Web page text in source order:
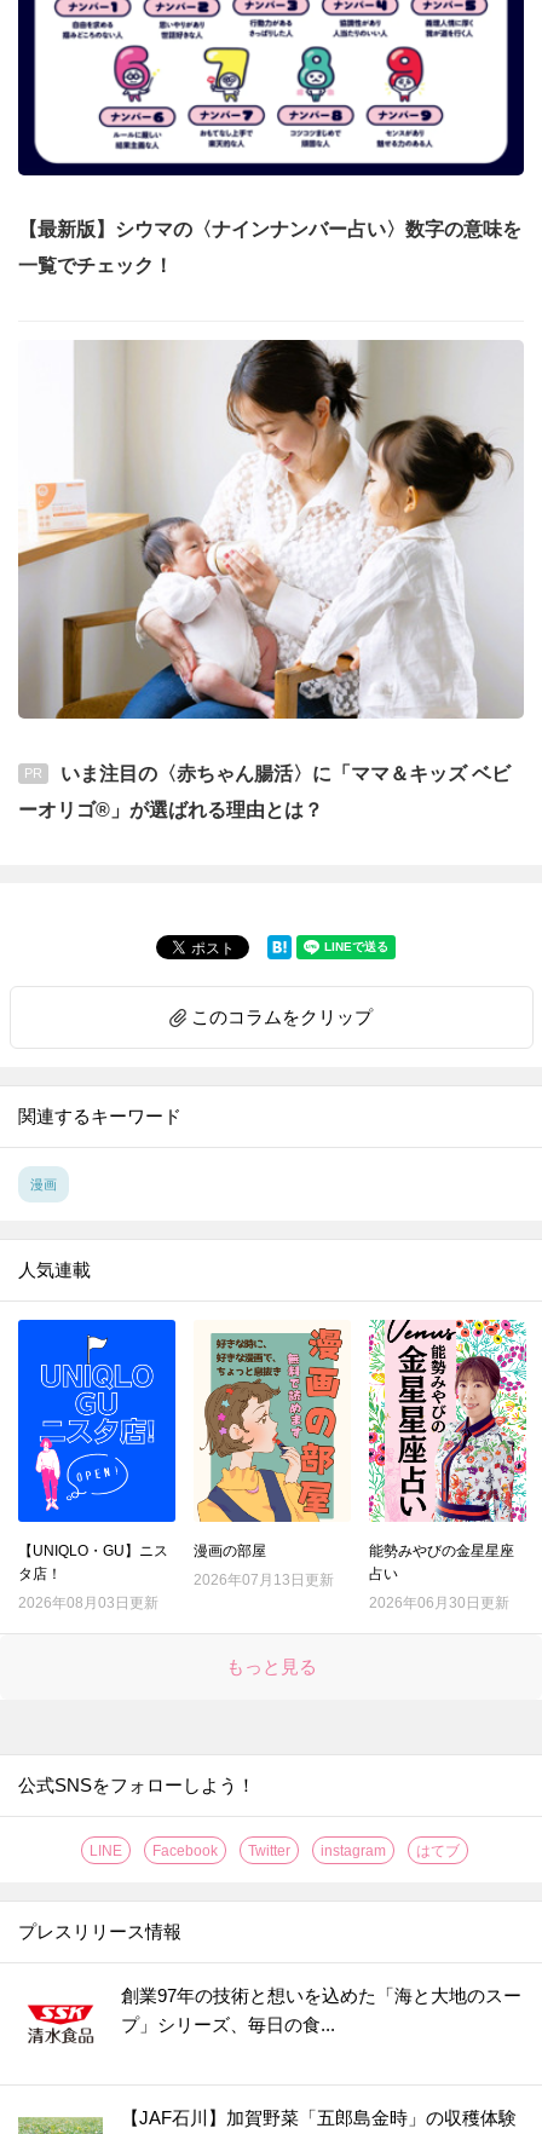
【最新版】シウマの〈ナインナンバー占い〉数字の意味を
一覧でチェック！
PR
いま注目の〈赤ちゃん腸活〉に「ママ＆キッズ ベビ
ーオリゴ®」が選ばれる理由とは？
このコラムをクリップ
関連するキーワード
漫画
人気連載
【UNIQLO・GU】ニス
タ店！
2026年08月03日更新
漫画の部屋
2026年07月13日更新
能勢みやびの金星星座
占い
2026年06月30日更新
もっと見る
公式SNSをフォローしよう！
LINE Facebook Twitter instagram はてブ
プレスリリース情報
創業97年の技術と想いを込めた「海と大地のスー
プ」シリーズ、毎日の食...
【JAF石川】加賀野菜「五郎島金時」の収穫体験